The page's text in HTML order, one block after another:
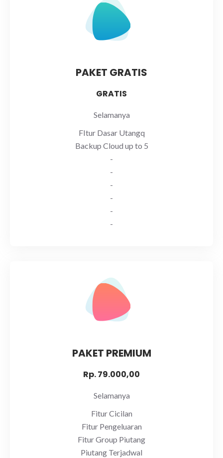
PAKET GRATIS
GRATIS
Selamanya
FItur Dasar Utangq
Backup Cloud up to 5
-
-
-
-
-
-
PAKET PREMIUM
Rp. 79.000,00
Selamanya
Fitur Cicilan
Fitur Pengeluaran
Fitur Group Piutang
Piutang Terjadwal